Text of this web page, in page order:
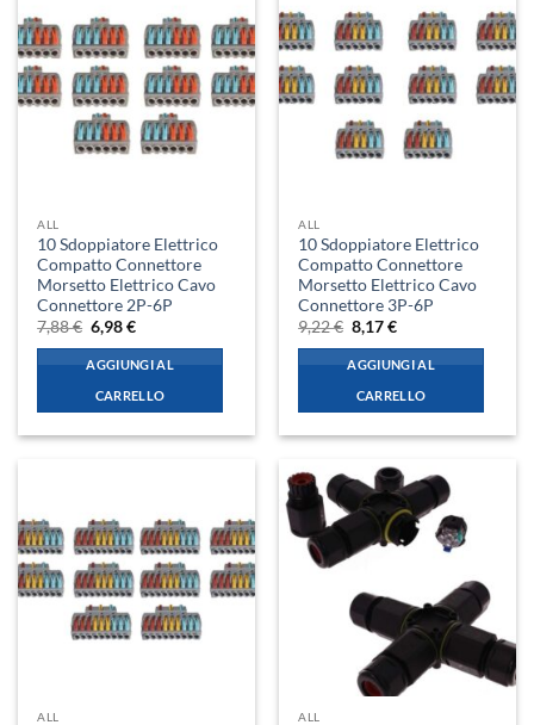
ALL
10 Sdoppiatore Elettrico
Compatto Connettore
Morsetto Elettrico Cavo
Connettore 2P-6P
7,88€ Il
prezzo
originale
era:
7,88 €.
6,98€Il
attuale
è:
6,98 €.
AGGIUNGI AL
CARRELLO
ALL
10 Sdoppiatore Elettrico
Compatto Connettore
Morsetto Elettrico Cavo
Connettore 3P-6P
9,22€ Il
prezzo
originale
era:
9,22 €.
8,17€Il
attuale
è:
8,17 €.
AGGIUNGI AL
CARRELLO
ALL ALL